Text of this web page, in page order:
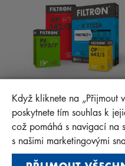
FAQ
MANN+HUMMEL FT
Sp. z o. o. Sp. k.
ul. Wrocławska 145, 63-
Privacy Statement
Imprint
Když kliknete na „Přijmout
poskytnete tím souhlas k
což pomáhá s navigací na
s našimi marketingovými